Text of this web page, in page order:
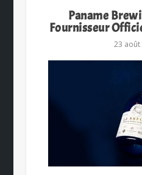
Paname
Fournisseur
23 août